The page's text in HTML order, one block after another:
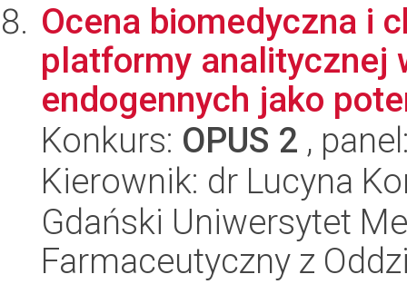
Ocena biomedyczna i
platformy analitycznej
endogennych jako
Konkurs: OPUS 2 ,
Kierownik: dr Lucyna
Gdański Uniwersytet
Farmaceutyczny z